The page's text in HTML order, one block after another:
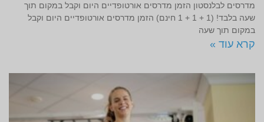
מדרסים לבלנסטון הזמן מדרסים אורטופדיים היום וקבל במקום תוך
שעה בלבד! (1 + 1 + 1 חינם) הזמן מדרסים אורטופדיים היום וקבל
במקום תוך שעה
קרא עוד »